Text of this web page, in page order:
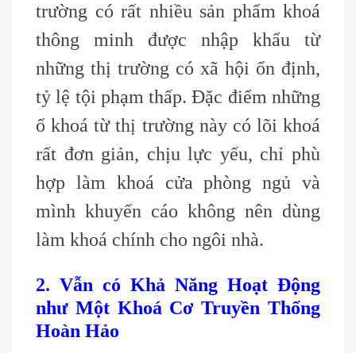
trường có rất nhiều sản phẩm khoá
thông minh được nhập khẩu từ
những thị trường có xã hội ổn định,
tỷ lệ tội phạm thấp. Đặc điểm những
ổ khoá từ thị trường này có lõi khoá
rất đơn giản, chịu lực yếu, chỉ phù
hợp làm khoá cửa phòng ngủ và
mình khuyến cáo không nên dùng
làm khoá chính cho ngôi nhà.
2. Vẫn có Khả Năng Hoạt Động
như Một Khoá Cơ Truyền Thống
Hoàn Hảo